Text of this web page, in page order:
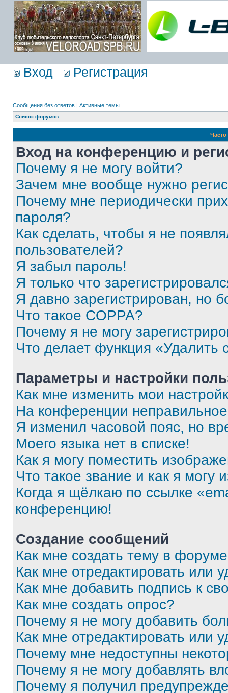
Вход Регистрация
Сообщения без ответов | Активные темы
Список форумов
Вход на конференцию и
Почему я не могу войти?
Зачем мне вообще нужно
Почему мне периодически
пароля?
Как сделать, чтобы я не
пользователей?
Я забыл пароль!
Я только что
Я давно зарегистрирован, но
Что такое COPPA?
Почему я не могу
Что делает функция «Удалить
Параметры и настройки
Как мне изменить мои
На конференции
Я изменил часовой пояс, но
Моего языка нет в списке!
Как я могу поместить
Что такое звание и как я могу
Когда я щёлкаю по ссылке
конференцию!
Создание сообщений
Как мне создать тему в
Как мне отредактировать или
Как мне добавить подпись к
Как мне создать опрос?
Почему я не могу добавить
Как мне отредактировать или
Почему мне недоступны
Почему я не могу добавлять
Почему я получил